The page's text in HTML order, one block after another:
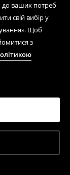
до ваших потреб
свій вибір у
Щоб
з
пуховиках —
контакт з
серед
за
модель